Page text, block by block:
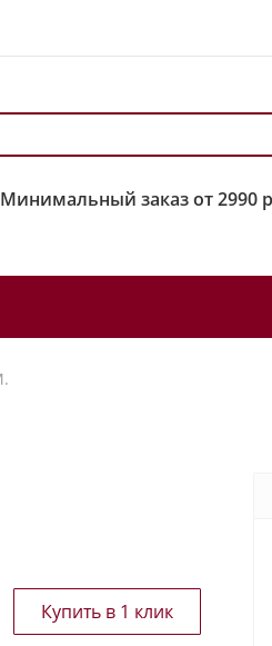
заказ от 2990